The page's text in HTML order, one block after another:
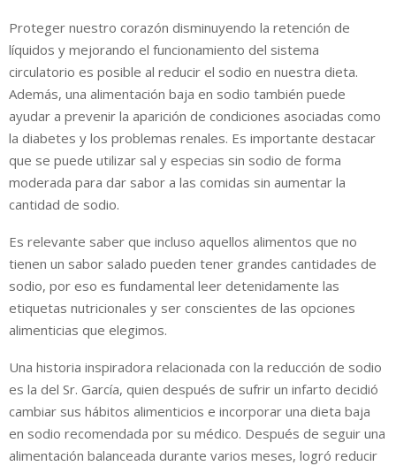
Proteger nuestro corazón disminuyendo la retención de
líquidos y mejorando el funcionamiento del sistema
circulatorio es posible al reducir el sodio en nuestra dieta.
Además, una alimentación baja en sodio también puede
ayudar a prevenir la aparición de condiciones asociadas como
la diabetes y los problemas renales. Es importante destacar
que se puede utilizar sal y especias sin sodio de forma
moderada para dar sabor a las comidas sin aumentar la
cantidad de sodio.
Es relevante saber que incluso aquellos alimentos que no
tienen un sabor salado pueden tener grandes cantidades de
sodio, por eso es fundamental leer detenidamente las
etiquetas nutricionales y ser conscientes de las opciones
alimenticias que elegimos.
Una historia inspiradora relacionada con la reducción de sodio
es la del Sr. García, quien después de sufrir un infarto decidió
cambiar sus hábitos alimenticios e incorporar una dieta baja
en sodio recomendada por su médico. Después de seguir una
alimentación balanceada durante varios meses, logró reducir